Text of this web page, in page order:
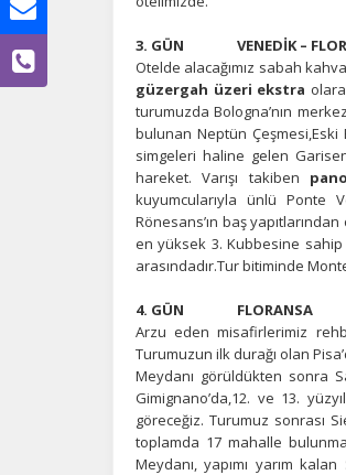
3. GÜN VENEDİK –
Otelde alacağımız sabah
güzergah üzeri ekstra
turumuzda Bologna’nın
bulunan Neptün Çeşmesi,Eski
simgeleri haline gelen
hareket. Varışı takiben
kuyumcularıyla ünlü Ponte
Rönesans’ın baş
en yüksek 3. Kubbesine
arasındadır.Tur bitiminde
4. GÜN FLORANSA
Arzu eden misafirlerimiz
Turumuzun ilk durağı olan
Meydanı görüldükten sonra
Gimignano’da,12. ve 13.
göreceğiz. Turumuz sonrası
toplamda 17 mahalle
Meydanı, yapımı yarım